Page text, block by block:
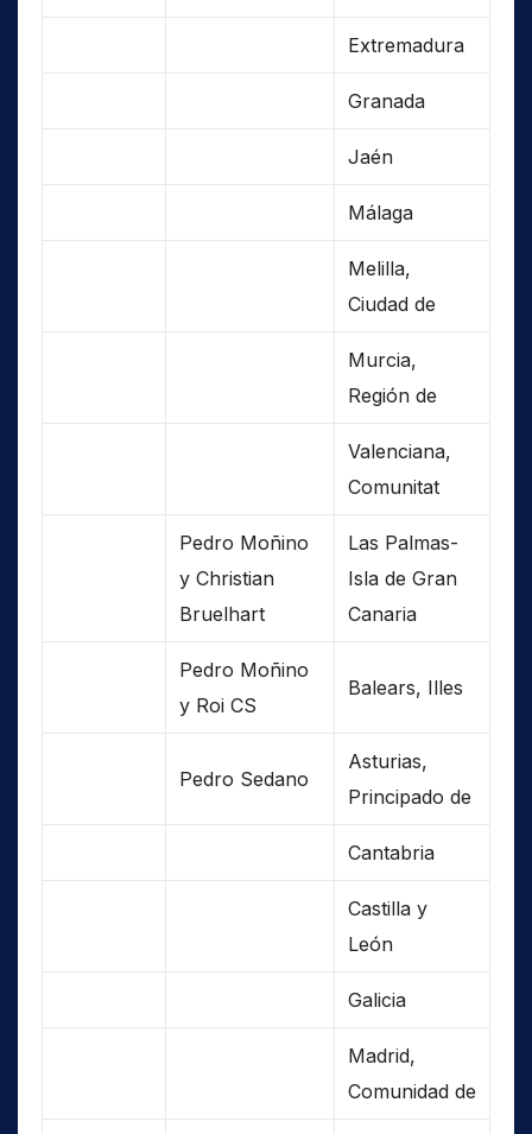
Extremadura
Granada
Jaén
Málaga
Melilla,
Ciudad de
Murcia,
Región de
Valenciana,
Comunitat
Pedro Moñino
y Christian
Bruelhart
Las Palmas-
Isla de Gran
Canaria
Pedro Moñino
y Roi CS
Balears, Illes
Pedro Sedano
Asturias,
Principado de
Cantabria
Castilla y
León
Galicia
Madrid,
Comunidad de